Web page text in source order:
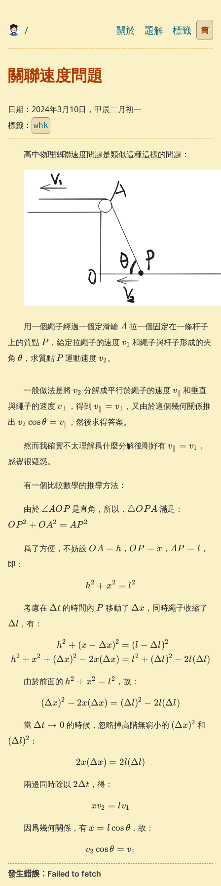
/ 關於 題解 標籤 簡
關聯速度問題
日期： 2024年3月10日，甲辰二月初一
標籤： whk
高中物理關聯速度問題是類似這種這樣的問題：
用一個繩子經過一個定滑輪 A
A 拉一個固定在一條杆子
上的質點 P
P，給定拉繩子的速度v_{1}
v1 和繩子與杆子形成的夾
角 \theta
θ ，求質點 P
P運動速度v_{2}
v2。
一般做法是將v_{2}
v2 分解成平行於繩子的速度 v∥ 和垂直
與繩子的速度v_{\bot}
v⊥ ，得到 v_{\parallel}
= v_{1}
v∥ = v1
，又由於這個幾何關係推
出 v_{2}\cos
\theta=v_{\parallel}
v2 cosθ = v∥ ，然後求得答案。
然而我確實不太理解爲什麼分解後剛好有 v∥ = v1
，
感覺很疑惑。
有一個比較數學的推導方法：
由於 \angle
AOP
∠AOP是直角，所以， \triangle
△OPA 滿足：
OP2 + OA2 = AP2
爲了方便，不妨設 OA=h
OA = h ， OP=x
OP = x ， AP=l
AP = l ，
即：
h^2+x^2=l^2
h2 + x2 = l2
考慮在 \Delta
Δt 的時間內 P
P移動了 \Delta
Δx ，同時繩子收縮了
Δl ，有：
\begin{aligned} h^2+(x-
h2 + (x − Δx)2
h2 + x2 + (Δx)2 − 2x(Δx)
= (l − Δl)2
= l2 + (Δl)2 − 2l(Δl)
由於前面的 h^2+x^2=l^2
h2 + x2 = l2 ，故：
(\Delta x)^2-2x(\Delta x)
(Δx)2 − 2x(Δx) = (Δl)2 − 2l(Δl)
當 \Delta
Δt → 0 的時候，忽略掉高階無窮小的 (\Delta
x)^2
(Δx)2 和
(Δl)2 ：
2x(\Delta x) = 2l(\Delta l)
2x(Δx) = 2l(Δl)
兩邊同時除以 2\Delta
2Δt ，得：
xv_{2} = lv_{1}
xv2 = lv1
因爲幾何關係，有 x=l\cos\theta
x = l cos θ ，故：
v_{2}\cos\theta = v_{1}
v2 cosθ = v1